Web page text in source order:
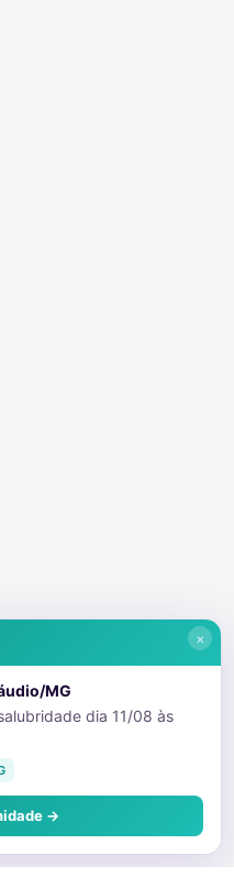
×
MG
dia 11/08 às
→